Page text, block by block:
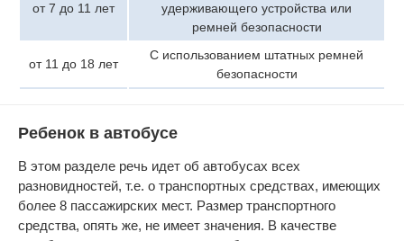
от 7 до 11 лет
удерживающего устройства или
ремней безопасности
от 11 до 18 лет
С использованием штатных ремней
безопасности
Ребенок в автобусе
В этом разделе речь идет об автобусах всех
разновидностей, т.е. о транспортных средствах, имеющих
более 8 пассажирских мест. Размер транспортного
средства, опять же, не имеет значения. В качестве